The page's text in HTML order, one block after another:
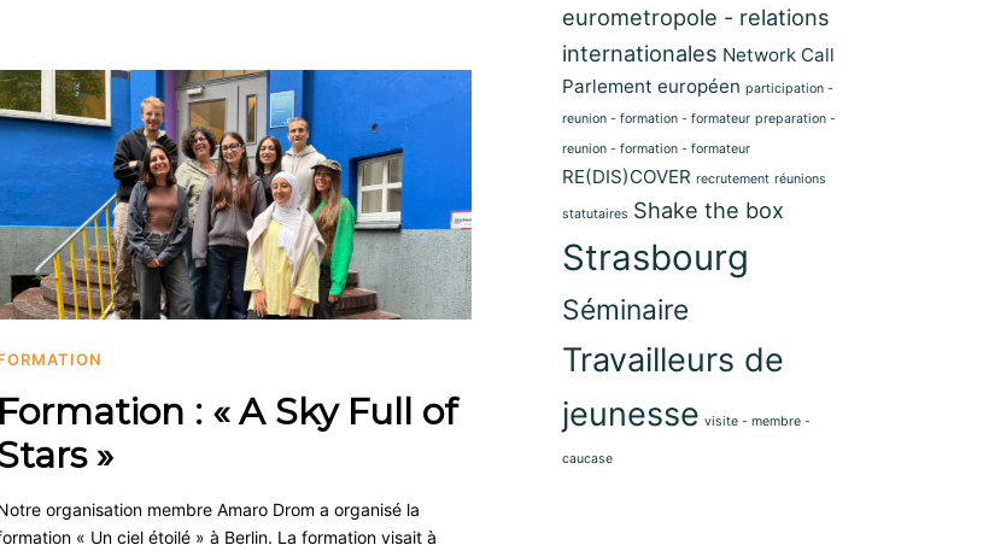
Formation : « A Sky Full of
»
organisation membre Amaro Drom a organisé la
« Un ciel étoilé » à Berlin. La formation visait à
eurometropole - relations
internationales Network Call
Parlement européen participation -
reunion - formation - formateur preparation -
reunion - formation - formateur
RE(DIS)COVER recrutement réunions
statutaires Shake the box
Strasbourg
Séminaire
Travailleurs de
jeunesse visite - membre -
caucase